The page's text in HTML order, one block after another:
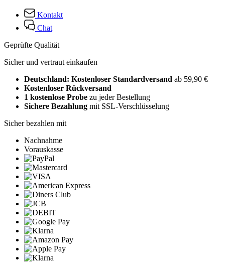
Kontakt
Chat
Geprüfte Qualität
Sicher und vertraut einkaufen
Deutschland: Kostenloser Standardversand ab 59,90 €
Kostenloser Rückversand
1 kostenlose Probe zu jeder Bestellung
Sichere Bezahlung mit SSL-Verschlüsselung
Sicher bezahlen mit
Nachnahme
Vorauskasse